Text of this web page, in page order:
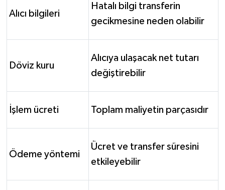
Alıcı bilgileri
Hatalı bilgi transferin
gecikmesine neden olabilir
Döviz kuru
Alıcıya ulaşacak net tutarı
değiştirebilir
İşlem ücreti Toplam maliyetin parçasıdır
Ödeme yöntemi
Ücret ve transfer süresini
etkileyebilir